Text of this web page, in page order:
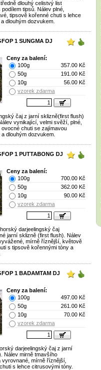
dlouhý celistvý list
tipsů. Nálev plné,
tipsově kořenné chuti s lehce
dlouhým dozvukem.
1 SUNGMA DJ
Ceny za balení:
100g
357.00 Kč
50g
191.00 Kč
10g
56.00 Kč
vzorek zdarma
čaj z jarní sklizně(first flush)
vynikající, velmi svěží, plné,
chuti se zajímavou
dlouhým dozvukem.
1 PUTTABONG DJ
Ceny za balení:
100g
700.00 Kč
50g
362.00 Kč
10g
90.00 Kč
vzorek zdarma
darjeelingský čaj
jarní sklizně (first flush). Nálev
mírně říznější, květově
s tipsově kořennými tóny a
1 BADAMTAM DJ
Ceny za balení:
100g
497.00 Kč
50g
261.00 Kč
10g
70.00 Kč
vzorek zdarma
darjeelingský čaj z jarní
Nálev mirně tmavšího
vyrovnané, mírně říznější,
s lehce citrusovými tóny.